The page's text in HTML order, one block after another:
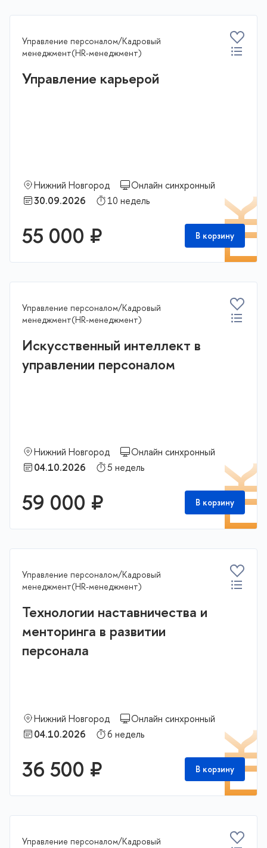
Управление персоналом/Кадровый
менеджмент(HR-менеджмент)
Управление карьерой
Нижний Новгород
Онлайн синхронный
30.09.2026
10 недель
55 000 ₽ В корзину
Управление персоналом/Кадровый
менеджмент(HR-менеджмент)
Искусственный интеллект в
управлении персоналом
Нижний Новгород
Онлайн синхронный
04.10.2026
5 недель
59 000 ₽ В корзину
Управление персоналом/Кадровый
менеджмент(HR-менеджмент)
Технологии наставничества и
менторинга в развитии
персонала
Нижний Новгород
Онлайн синхронный
04.10.2026
6 недель
36 500 ₽ В корзину
Управление персоналом/Кадровый